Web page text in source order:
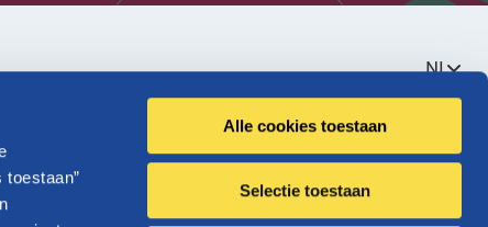
Alle cookies toestaan
Selectie toestaan
NL
Contacteer ons
Over Parentia
Kwaliteitsbeleid
Toegankelijkheid